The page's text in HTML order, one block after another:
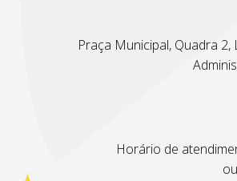
Praça Municipal, Quadra 2,
Horário de